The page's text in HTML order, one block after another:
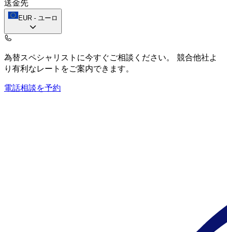
送金先
EUR - ユーロ
為替スペシャリストに今すぐご相談ください。 競合他社よ
り有利なレートをご案内できます。
電話相談を予約